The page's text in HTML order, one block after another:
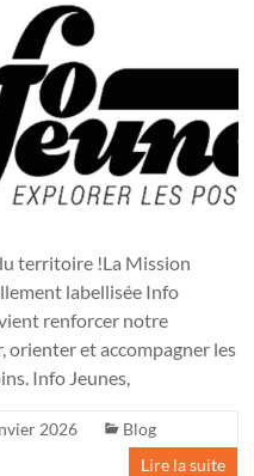
territoire !La Mission
labellisée Info
renforcer notre
orienter et accompagner les
Info Jeunes,
2026
Blog
Lire la suite